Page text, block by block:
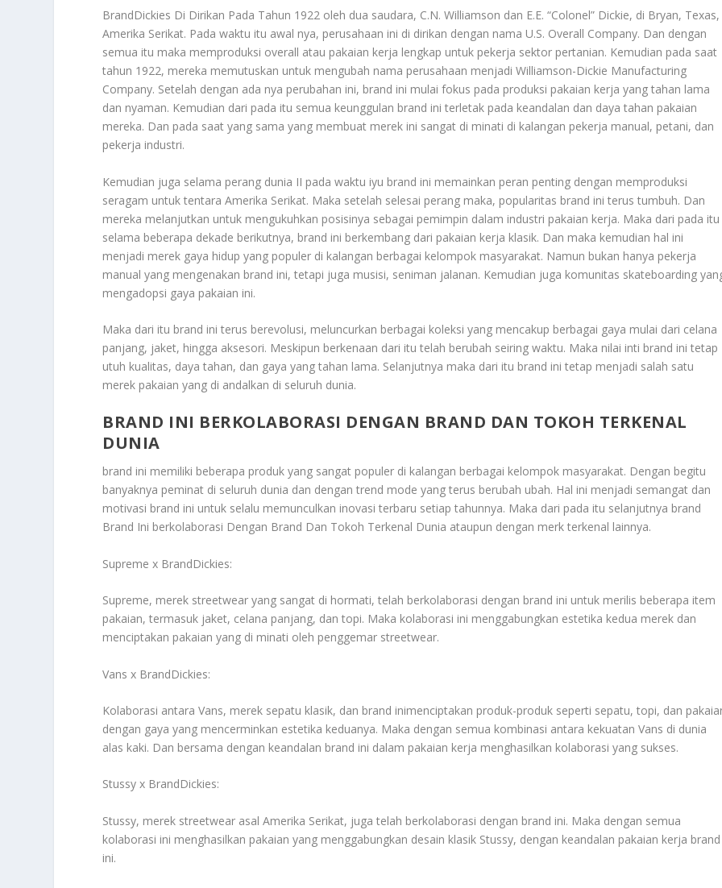
BrandDickies Di Dirikan Pada Tahun 1922 oleh dua saudara, C.N. Williamson dan E.E. “Colonel” Dickie, di Bryan, Texas,
Amerika Serikat. Pada waktu itu awal nya, perusahaan ini di dirikan dengan nama U.S. Overall Company. Dan dengan
semua itu maka memproduksi overall atau pakaian kerja lengkap untuk pekerja sektor pertanian. Kemudian pada saat
tahun 1922, mereka memutuskan untuk mengubah nama perusahaan menjadi Williamson-Dickie Manufacturing
Company. Setelah dengan ada nya perubahan ini, brand ini mulai fokus pada produksi pakaian kerja yang tahan lama
dan nyaman. Kemudian dari pada itu semua keunggulan brand ini terletak pada keandalan dan daya tahan pakaian
mereka. Dan pada saat yang sama yang membuat merek ini sangat di minati di kalangan pekerja manual, petani, dan
pekerja industri.
Kemudian juga selama perang dunia II pada waktu iyu brand ini memainkan peran penting dengan memproduksi
seragam untuk tentara Amerika Serikat. Maka setelah selesai perang maka, popularitas brand ini terus tumbuh. Dan
mereka melanjutkan untuk mengukuhkan posisinya sebagai pemimpin dalam industri pakaian kerja. Maka dari pada itu
selama beberapa dekade berikutnya, brand ini berkembang dari pakaian kerja klasik. Dan maka kemudian hal ini
menjadi merek gaya hidup yang populer di kalangan berbagai kelompok masyarakat. Namun bukan hanya pekerja
manual yang mengenakan brand ini, tetapi juga musisi, seniman jalanan. Kemudian juga komunitas skateboarding
mengadopsi gaya pakaian ini.
Maka dari itu brand ini terus berevolusi, meluncurkan berbagai koleksi yang mencakup berbagai gaya mulai dari celana
panjang, jaket, hingga aksesori. Meskipun berkenaan dari itu telah berubah seiring waktu. Maka nilai inti brand ini tetap
utuh kualitas, daya tahan, dan gaya yang tahan lama. Selanjutnya maka dari itu brand ini tetap menjadi salah satu
merek pakaian yang di andalkan di seluruh dunia.
BRAND INI BERKOLABORASI DENGAN BRAND DAN TOKOH TERKENAL
DUNIA
brand ini memiliki beberapa produk yang sangat populer di kalangan berbagai kelompok masyarakat. Dengan begitu
banyaknya peminat di seluruh dunia dan dengan trend mode yang terus berubah ubah. Hal ini menjadi semangat dan
motivasi brand ini untuk selalu memunculkan inovasi terbaru setiap tahunnya. Maka dari pada itu selanjutnya brand
Brand Ini berkolaborasi Dengan Brand Dan Tokoh Terkenal Dunia ataupun dengan merk terkenal lainnya.
Supreme x BrandDickies:
Supreme, merek streetwear yang sangat di hormati, telah berkolaborasi dengan brand ini untuk merilis beberapa item
pakaian, termasuk jaket, celana panjang, dan topi. Maka kolaborasi ini menggabungkan estetika kedua merek dan
menciptakan pakaian yang di minati oleh penggemar streetwear.
Vans x BrandDickies:
Kolaborasi antara Vans, merek sepatu klasik, dan brand inimenciptakan produk-produk seperti sepatu, topi, dan
dengan gaya yang mencerminkan estetika keduanya. Maka dengan semua kombinasi antara kekuatan Vans di dunia
alas kaki. Dan bersama dengan keandalan brand ini dalam pakaian kerja menghasilkan kolaborasi yang sukses.
Stussy x BrandDickies:
Stussy, merek streetwear asal Amerika Serikat, juga telah berkolaborasi dengan brand ini. Maka dengan semua
kolaborasi ini menghasilkan pakaian yang menggabungkan desain klasik Stussy, dengan keandalan pakaian kerja brand
ini.